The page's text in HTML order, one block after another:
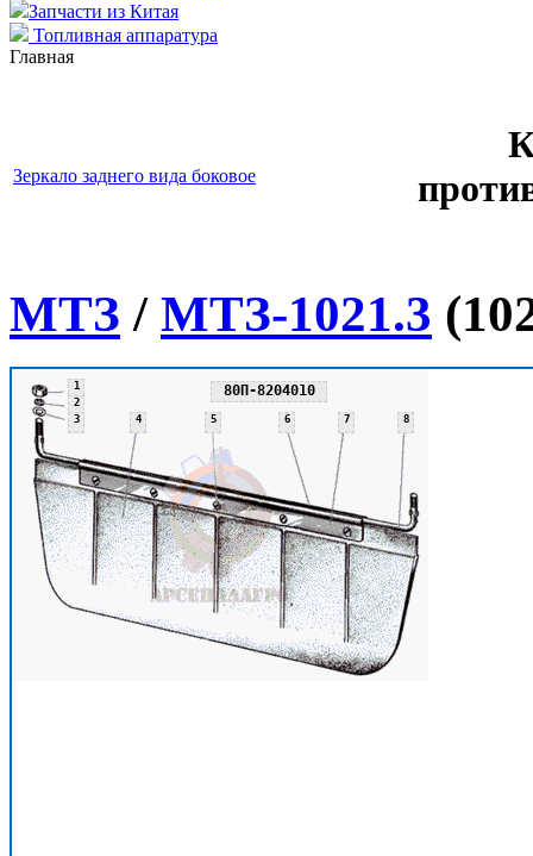
Запчасти из Китая
Топливная аппаратура
Главная
Зеркало заднего вида боковое
МТЗ / МТЗ-1021.3
80П-8204010
1
2
3
4 5 6 7 8